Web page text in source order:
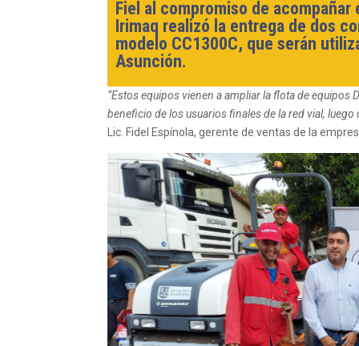
Fiel al compromiso de
Irimaq realizó la entrega de dos
modelo CC1300C, que serán
Asunción.
“Estos equipos vienen a ampliar la flota de equipos
beneficio de los usuarios finales de la red vial,
Lic. Fidel Espínola, gerente de ventas de la